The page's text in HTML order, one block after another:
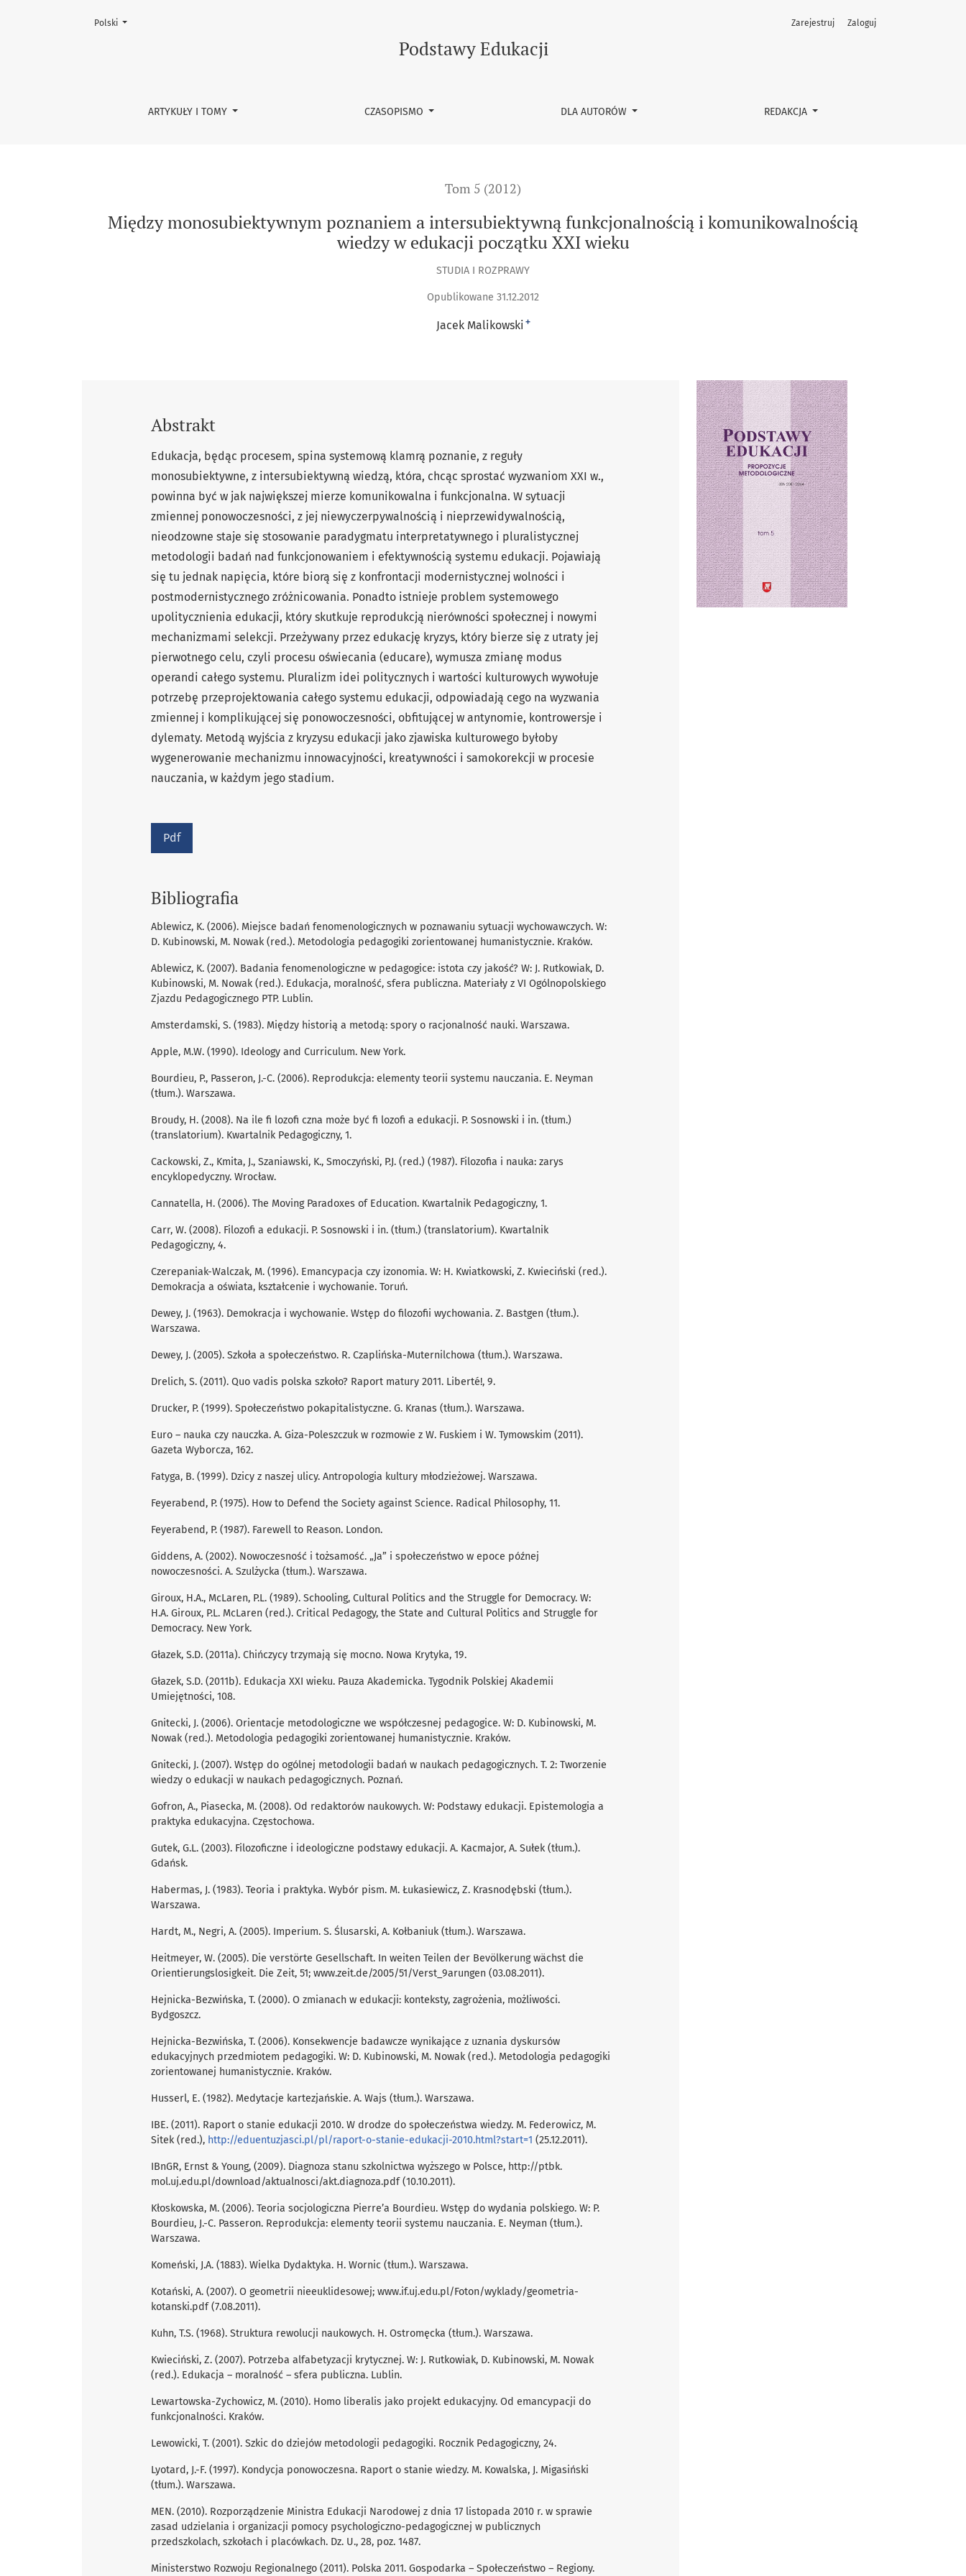
Między monosubiektywnym poznaniem a intersubiektywną funkcjonalnością i komunikowalnością wiedzy w edukacji początku XXI wieku
Podstawy Edukacji
ARTYKUŁY I TOMY CZASOPISMO DLA AUTORÓW REDAKCJA
Zarejestruj Zaloguj
Zmień język, obecnie wybrany to:
Polski
Tom 5 (2012)
Między monosubiektywnym poznaniem a intersubiektywną funkcjonalnością i komunikowalnością
wiedzy w edukacji początku XXI wieku
STUDIA I ROZPRAWY
Opublikowane 31.12.2012
Jacek Malikowski +
Abstrakt
Edukacja, będąc procesem, spina systemową klamrą poznanie, z reguły
monosubiektywne, z intersubiektywną wiedzą, która, chcąc sprostać wyzwaniom XXI w.,
powinna być w jak największej mierze komunikowalna i funkcjonalna. W sytuacji
zmiennej ponowoczesności, z jej niewyczerpywalnością i nieprzewidywalnością,
nieodzowne staje się stosowanie paradygmatu interpretatywnego i pluralistycznej
metodologii badań nad funkcjonowaniem i efektywnością systemu edukacji. Pojawiają
się tu jednak napięcia, które biorą się z konfrontacji modernistycznej wolności i
postmodernistycznego zróżnicowania. Ponadto istnieje problem systemowego
upolitycznienia edukacji, który skutkuje reprodukcją nierówności społecznej i nowymi
mechanizmami selekcji. Przeżywany przez edukację kryzys, który bierze się z utraty jej
pierwotnego celu, czyli procesu oświecania (educare), wymusza zmianę modus
operandi całego systemu. Pluralizm idei politycznych i wartości kulturowych wywołuje
potrzebę przeprojektowania całego systemu edukacji, odpowiadają cego na wyzwania
zmiennej i komplikującej się ponowoczesności, obﬁtującej w antynomie, kontrowersje i
dylematy. Metodą wyjścia z kryzysu edukacji jako zjawiska kulturowego byłoby
wygenerowanie mechanizmu innowacyjności, kreatywności i samokorekcji w procesie
nauczania, w każdym jego stadium.
Pdf
Bibliografia
Ablewicz, K. (2006). Miejsce badań fenomenologicznych w poznawaniu sytuacji wychowawczych. W:
D. Kubinowski, M. Nowak (red.). Metodologia pedagogiki zorientowanej humanistycznie. Kraków.
Ablewicz, K. (2007). Badania fenomenologiczne w pedagogice: istota czy jakość? W: J. Rutkowiak, D.
Kubinowski, M. Nowak (red.). Edukacja, moralność, sfera publiczna. Materiały z VI Ogólnopolskiego
Zjazdu Pedagogicznego PTP. Lublin.
Amsterdamski, S. (1983). Między historią a metodą: spory o racjonalność nauki. Warszawa.
Apple, M.W. (1990). Ideology and Curriculum. New York.
Bourdieu, P., Passeron, J.-C. (2006). Reprodukcja: elementy teorii systemu nauczania. E. Neyman
(tłum.). Warszawa.
Broudy, H. (2008). Na ile ﬁ lozoﬁ czna może być ﬁ lozoﬁ a edukacji. P. Sosnowski i in. (tłum.)
(translatorium). Kwartalnik Pedagogiczny, 1.
Cackowski, Z., Kmita, J., Szaniawski, K., Smoczyński, P.J. (red.) (1987). Filozoﬁa i nauka: zarys
encyklopedyczny. Wrocław.
Cannatella, H. (2006). The Moving Paradoxes of Education. Kwartalnik Pedagogiczny, 1.
Carr, W. (2008). Filozoﬁ a edukacji. P. Sosnowski i in. (tłum.) (translatorium). Kwartalnik
Pedagogiczny, 4.
Czerepaniak-Walczak, M. (1996). Emancypacja czy izonomia. W: H. Kwiatkowski, Z. Kwieciński (red.).
Demokracja a oświata, kształcenie i wychowanie. Toruń.
Dewey, J. (1963). Demokracja i wychowanie. Wstęp do ﬁlozoﬁi wychowania. Z. Bastgen (tłum.).
Warszawa.
Dewey, J. (2005). Szkoła a społeczeństwo. R. Czaplińska-Muternilchowa (tłum.). Warszawa.
Drelich, S. (2011). Quo vadis polska szkoło? Raport matury 2011. Liberté!, 9.
Drucker, P. (1999). Społeczeństwo pokapitalistyczne. G. Kranas (tłum.). Warszawa.
Euro – nauka czy nauczka. A. Giza-Poleszczuk w rozmowie z W. Fuskiem i W. Tymowskim (2011).
Gazeta Wyborcza, 162.
Fatyga, B. (1999). Dzicy z naszej ulicy. Antropologia kultury młodzieżowej. Warszawa.
Feyerabend, P. (1975). How to Defend the Society against Science. Radical Philosophy, 11.
Feyerabend, P. (1987). Farewell to Reason. London.
Giddens, A. (2002). Nowoczesność i tożsamość. „Ja” i społeczeństwo w epoce późnej
nowoczesności. A. Szulżycka (tłum.). Warszawa.
Giroux, H.A., McLaren, P.L. (1989). Schooling, Cultural Politics and the Struggle for Democracy. W:
H.A. Giroux, P.L. McLaren (red.). Critical Pedagogy, the State and Cultural Politics and Struggle for
Democracy. New York.
Głazek, S.D. (2011a). Chińczycy trzymają się mocno. Nowa Krytyka, 19.
Głazek, S.D. (2011b). Edukacja XXI wieku. Pauza Akademicka. Tygodnik Polskiej Akademii
Umiejętności, 108.
Gnitecki, J. (2006). Orientacje metodologiczne we współczesnej pedagogice. W: D. Kubinowski, M.
Nowak (red.). Metodologia pedagogiki zorientowanej humanistycznie. Kraków.
Gnitecki, J. (2007). Wstęp do ogólnej metodologii badań w naukach pedagogicznych. T. 2: Tworzenie
wiedzy o edukacji w naukach pedagogicznych. Poznań.
Gofron, A., Piasecka, M. (2008). Od redaktorów naukowych. W: Podstawy edukacji. Epistemologia a
praktyka edukacyjna. Częstochowa.
Gutek, G.L. (2003). Filozoﬁczne i ideologiczne podstawy edukacji. A. Kacmajor, A. Sułek (tłum.).
Gdańsk.
Habermas, J. (1983). Teoria i praktyka. Wybór pism. M. Łukasiewicz, Z. Krasnodębski (tłum.).
Warszawa.
Hardt, M., Negri, A. (2005). Imperium. S. Ślusarski, A. Kołbaniuk (tłum.). Warszawa.
Heitmeyer, W. (2005). Die verstörte Gesellschaft. In weiten Teilen der Bevölkerung wächst die
Orientierungslosigkeit. Die Zeit, 51; www.zeit.de/2005/51/Verst_9arungen (03.08.2011).
Hejnicka-Bezwińska, T. (2000). O zmianach w edukacji: konteksty, zagrożenia, możliwości.
Bydgoszcz.
Hejnicka-Bezwińska, T. (2006). Konsekwencje badawcze wynikające z uznania dyskursów
edukacyjnych przedmiotem pedagogiki. W: D. Kubinowski, M. Nowak (red.). Metodologia pedagogiki
zorientowanej humanistycznie. Kraków.
Husserl, E. (1982). Medytacje kartezjańskie. A. Wajs (tłum.). Warszawa.
IBE. (2011). Raport o stanie edukacji 2010. W drodze do społeczeństwa wiedzy. M. Federowicz, M.
Sitek (red.), http://eduentuzjasci.pl/pl/raport-o-stanie-edukacji-2010.html?start=1 (25.12.2011).
IBnGR, Ernst & Young, (2009). Diagnoza stanu szkolnictwa wyższego w Polsce, http://ptbk.
mol.uj.edu.pl/download/aktualnosci/akt.diagnoza.pdf (10.10.2011).
Kłoskowska, M. (2006). Teoria socjologiczna Pierre’a Bourdieu. Wstęp do wydania polskiego. W: P.
Bourdieu, J.-C. Passeron. Reprodukcja: elementy teorii systemu nauczania. E. Neyman (tłum.).
Warszawa.
Komeński, J.A. (1883). Wielka Dydaktyka. H. Wornic (tłum.). Warszawa.
Kotański, A. (2007). O geometrii nieeuklidesowej; www.if.uj.edu.pl/Foton/wyklady/geometria-
kotanski.pdf (7.08.2011).
Kuhn, T.S. (1968). Struktura rewolucji naukowych. H. Ostromęcka (tłum.). Warszawa.
Kwieciński, Z. (2007). Potrzeba alfabetyzacji krytycznej. W: J. Rutkowiak, D. Kubinowski, M. Nowak
(red.). Edukacja – moralność – sfera publiczna. Lublin.
Lewartowska-Zychowicz, M. (2010). Homo liberalis jako projekt edukacyjny. Od emancypacji do
funkcjonalności. Kraków.
Lewowicki, T. (2001). Szkic do dziejów metodologii pedagogiki. Rocznik Pedagogiczny, 24.
Lyotard, J.-F. (1997). Kondycja ponowoczesna. Raport o stanie wiedzy. M. Kowalska, J. Migasiński
(tłum.). Warszawa.
MEN. (2010). Rozporządzenie Ministra Edukacji Narodowej z dnia 17 listopada 2010 r. w sprawie
zasad udzielania i organizacji pomocy psychologiczno-pedagogicznej w publicznych
przedszkolach, szkołach i placówkach. Dz. U., 28, poz. 1487.
Ministerstwo Rozwoju Regionalnego (2011). Polska 2011. Gospodarka – Społeczeństwo – Regiony.